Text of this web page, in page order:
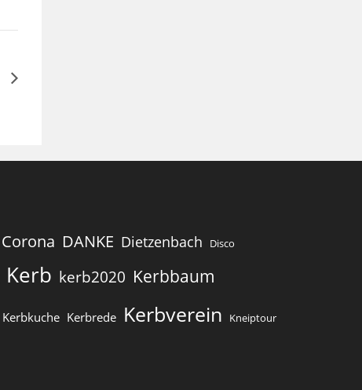
Corona DANKE Dietzenbach Disco
Kerb kerb2020 Kerbbaum
Kerbkuche Kerbrede Kerbverein Kneiptour